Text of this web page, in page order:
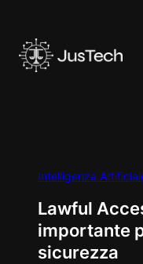
contenuto
Intelligenza
Lawful
importante
sicurezza